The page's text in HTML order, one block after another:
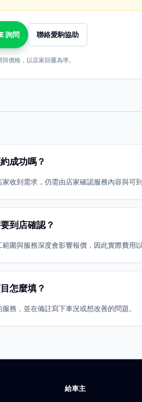
詢問 聯絡愛駒協助
價格，以店家回覆為準。
成功嗎？
收到需求，仍需由店家確認服務內容與可到
到店確認？
圍與服務深度會影響報價，因此實際費用以
怎麼填？
務，並在備註寫下車況或想改善的問題。
給車主